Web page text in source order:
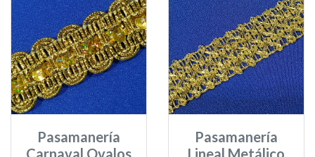
Pasamanería
Carnaval Ovalos
Pasamanería
Lineal Metálico